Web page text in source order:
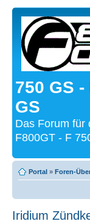
750 GS -
GS
Das Forum für
F800GT - F
Portal » Foren-
Iridium